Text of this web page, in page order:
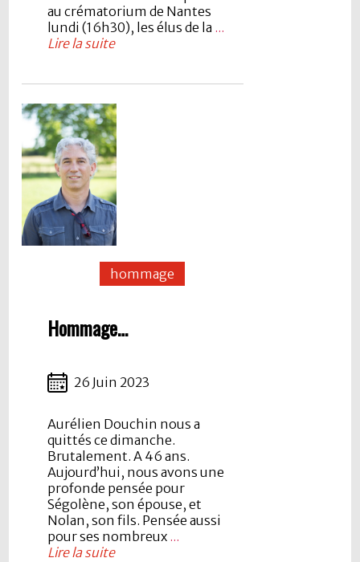
au crématorium de Nantes
lundi (16h30), les élus de la ...
Lire la suite
hommage
Hommage…
26 Juin 2023
Aurélien Douchin nous a
quittés ce dimanche.
Brutalement. A 46 ans.
Aujourd’hui, nous avons une
profonde pensée pour
Ségolène, son épouse, et
Nolan, son fils. Pensée aussi
pour ses nombreux ...
Lire la suite